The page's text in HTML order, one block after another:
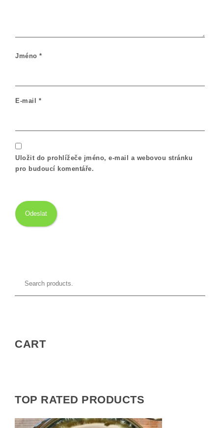
Jméno *
E-mail *
Uložit do prohlížeče jméno, e-mail a webovou stránku
pro budoucí komentáře.
CART
TOP RATED PRODUCTS